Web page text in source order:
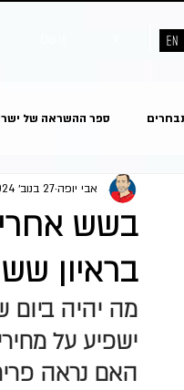
ספר ההשראה של
בשש אחרי
בראיון
אבי יופה27 בנוב׳ 2024
מה יהיה ביום
ישפיע על